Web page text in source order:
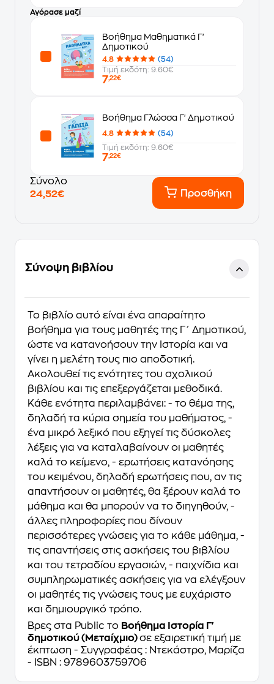
Αγόρασε μαζί
Βοήθημα Μαθηματικά Γ'
Δημοτικού
4.8
(54)
Τιμή εκδότη: 9.60€
7,22€
Βοήθημα Γλώσσα Γ' Δημοτικού
4.8
(54)
Τιμή εκδότη: 9.60€
7,22€
Σύνολο
24,52€
Προσθήκη
Σύνοψη βιβλίου
Το βιβλίο αυτό είναι ένα απαραίτητο
βοήθημα για τους μαθητές της Γ΄ Δημοτικού,
ώστε να κατανοήσουν την Ιστορία και να
γίνει η μελέτη τους πιο αποδοτική.
Ακολουθεί τις ενότητες του σχολικού
βιβλίου και τις επεξεργάζεται μεθοδικά.
Κάθε ενότητα περιλαμβάνει: - το θέμα της,
δηλαδή τα κύρια σημεία του μαθήματος, -
ένα μικρό λεξικό που εξηγεί τις δύσκολες
λέξεις για να καταλαβαίνουν οι μαθητές
καλά το κείμενο, - ερωτήσεις κατανόησης
του κειμένου, δηλαδή ερωτήσεις που, αν τις
απαντήσουν οι μαθητές, θα ξέρουν καλά το
μάθημα και θα μπορούν να το διηγηθούν, -
άλλες πληροφορίες που δίνουν
περισσότερες γνώσεις για το κάθε μάθημα, -
τις απαντήσεις στις ασκήσεις του βιβλίου
και του τετραδίου εργασιών, - παιχνίδια και
συμπληρωματικές ασκήσεις για να ελέγξουν
οι μαθητές τις γνώσεις τους με ευχάριστο
και δημιουργικό τρόπο.
Βρες στα Public το Βοήθημα Ιστορία Γ'
δημοτικού (Μεταίχμιο)σε εξαιρετική τιμή με
έκπτωση - Συγγραφέας : Ντεκάστρο, Μαρίζα
- ISBN : 9789603759706